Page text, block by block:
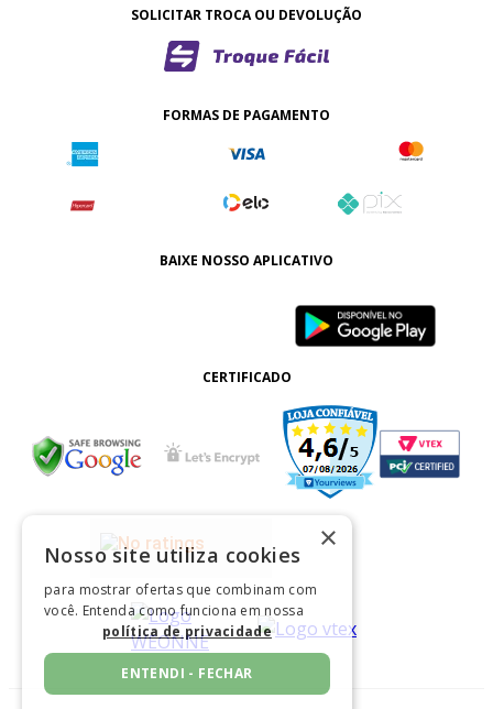
SOLICITAR TROCA OU DEVOLUÇÃO
FORMAS DE PAGAMENTO
BAIXE NOSSO APLICATIVO
CERTIFICADO
×
Nosso site utiliza cookies
para mostrar ofertas que combinam com
você. Entenda como funciona em nossa
política de privacidade
ENTENDI - FECHAR